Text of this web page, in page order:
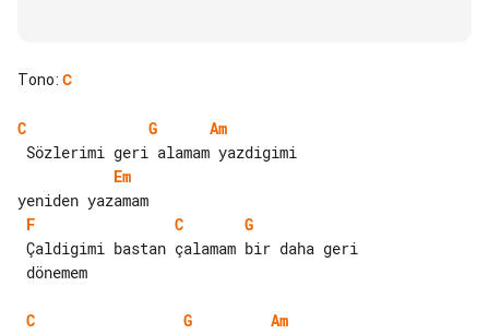
Tono: C
C G
Am
Em
F
C
G
C G
Am